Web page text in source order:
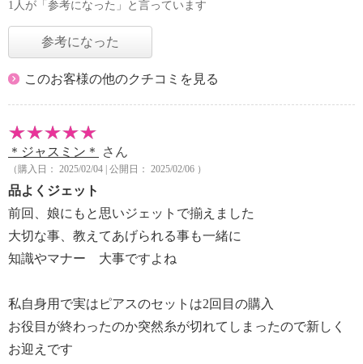
1人が「参考になった」と言っています
参考になった
このお客様の他のクチコミを見る
＊ジャスミン＊ さん
（購入日： 2025/02/04 | 公開日： 2025/02/06 ）
品よくジェット
前回、娘にもと思いジェットで揃えました
大切な事、教えてあげられる事も一緒に
知識やマナー 大事ですよね
私自身用で実はピアスのセットは2回目の購入
お役目が終わったのか突然糸が切れてしまったので新しく
お迎えです